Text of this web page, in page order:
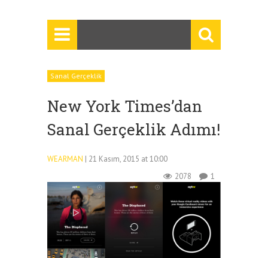
Sanal Gerçeklik
New York Times’dan
Sanal Gerçeklik Adımı!
WEARMAN | 21 Kasım, 2015 at 10:00
2078
1